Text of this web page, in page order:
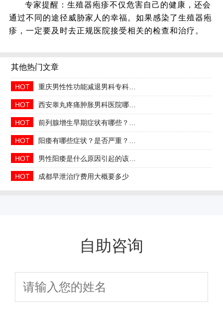
专家提醒：生殖器疱疹不仅危害自己的健康，还会
通过不同的途径威胁家人的幸福。如果感染了生殖器疱
疹，一定要及时去正规医院接受相关的检查和治疗。
其他热门文章
HOT 重庆男性性功能减退男科专科2026年中医调理哪家好
HOT 西安睾丸疼痛肿胀男科医院哪家正规收费合理透明
HOT 前列腺增生早期症状有哪些？2026治疗方法与日常预防指南
HOT 阳痿有哪些症状？是否严重？会自己好吗
HOT 男性阳痿是什么原因引起的该如何治疗
HOT 成都早泄治疗费用大概要多少
自助咨询